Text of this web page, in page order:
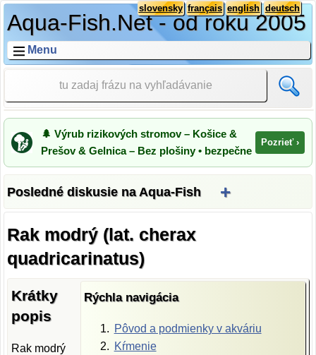
Aqua-Fish.Net - od roku 2005
deutsch
english
français
slovensky
Menu
🌲 Výrub rizikových stromov – Košice &
Prešov & Gelnica – Bez plošiny • bezpečne
Pozrieť ›
Posledné diskusie na Aqua-Fish +
Rak modrý (lat. cherax
quadricarinatus)
Rýchla navigácia
Pôvod a podmienky v akváriu
Kŕmenie
Krátky
popis
Rak modrý